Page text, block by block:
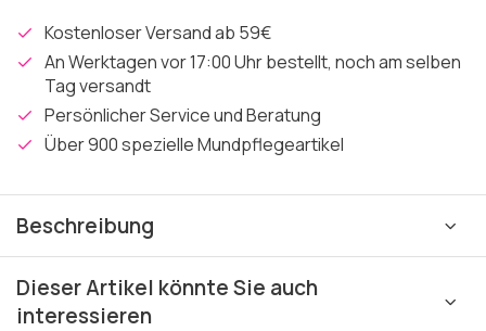
Kostenloser Versand ab 59€
An Werktagen vor 17:00 Uhr bestellt, noch am selben
Tag versandt
Persönlicher Service und Beratung
Über 900 spezielle Mundpflegeartikel
Beschreibung
Dieser Artikel könnte Sie auch
interessieren